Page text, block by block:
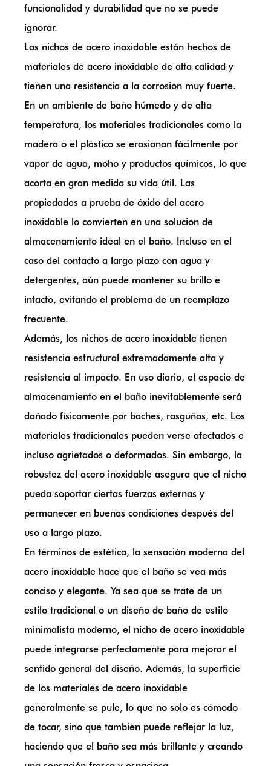
funcionalidad y durabilidad que no se puede
ignorar.
Los nichos de acero inoxidable están hechos de
materiales de acero inoxidable de alta calidad y
tienen una resistencia a la corrosión muy fuerte.
En un ambiente de baño húmedo y de alta
temperatura, los materiales tradicionales como la
madera o el plástico se erosionan fácilmente por
vapor de agua, moho y productos químicos, lo que
acorta en gran medida su vida útil. Las
propiedades a prueba de óxido del acero
inoxidable lo convierten en una solución de
almacenamiento ideal en el baño. Incluso en el
caso del contacto a largo plazo con agua y
detergentes, aún puede mantener su brillo e
intacto, evitando el problema de un reemplazo
frecuente.
Además, los nichos de acero inoxidable tienen
resistencia estructural extremadamente alta y
resistencia al impacto. En uso diario, el espacio de
almacenamiento en el baño inevitablemente será
dañado físicamente por baches, rasguños, etc. Los
materiales tradicionales pueden verse afectados e
incluso agrietados o deformados. Sin embargo, la
robustez del acero inoxidable asegura que el nicho
pueda soportar ciertas fuerzas externas y
permanecer en buenas condiciones después del
uso a largo plazo.
En términos de estética, la sensación moderna del
acero inoxidable hace que el baño se vea más
conciso y elegante. Ya sea que se trate de un
estilo tradicional o un diseño de baño de estilo
minimalista moderno, el nicho de acero inoxidable
puede integrarse perfectamente para mejorar el
sentido general del diseño. Además, la superficie
de los materiales de acero inoxidable
generalmente se pule, lo que no solo es cómodo
de tocar, sino que también puede reflejar la luz,
haciendo que el baño sea más brillante y creando